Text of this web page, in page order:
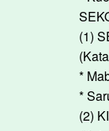
(1)
*
*
(2)